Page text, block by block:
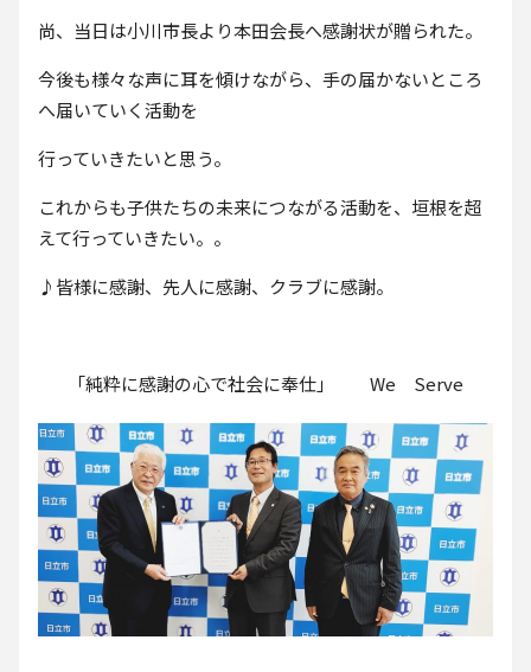
尚、当日は小川市長より本田会長へ感謝状が贈られた。
今後も様々な声に耳を傾けながら、手の届かないところ
へ届いていく活動を
行っていきたいと思う。
これからも子供たちの未来につながる活動を、垣根を超
えて行っていきたい。。
♪皆様に感謝、先人に感謝、クラブに感謝。
「純粋に感謝の心で社会に奉仕」 We Serve